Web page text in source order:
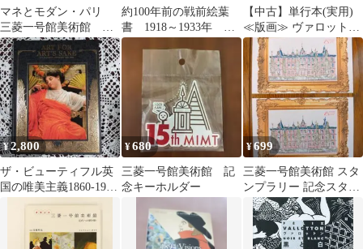
マネとモダン・パリ
三菱一号館美術館 図
録 印象派 絵画 画
集
約100年前の戦前絵葉
書 1918～1933年 韓
国・ソウル 南大門通
【中古】単行本(実用)
≪版画≫ ヴァロットン
/ 三菱一号館美術館
¥2,800
ザ・ビューティフル英
国の唯美主義1860-1900
三菱一号館美術館
¥680
三菱一号館美術館 記
念キーホルダー
¥699
三菱一号館美術館 スタ
ンプラリー 記念スタン
プ